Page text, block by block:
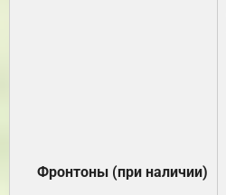
Фронтоны (при наличии)